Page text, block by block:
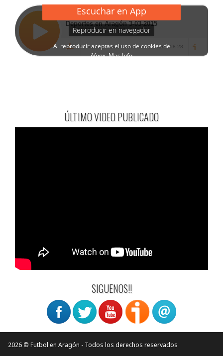
ÚLTIMO VIDEO PUBLICADO
SIGUENOS!!
2026 © Futbol en Aragón - Todos los derechos reservados